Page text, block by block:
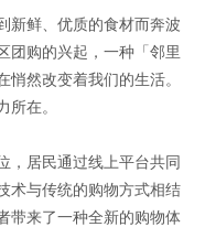
新鲜、优质的食材而奔波
团购的兴起，一种「邻里
然改变着我们的生活。
所在。
，居民通过线上平台共同
术与传统的购物方式相结
带来了一种全新的购物体